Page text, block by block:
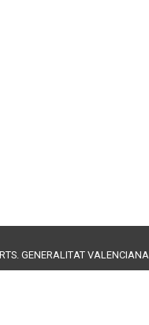
GENERALITAT VALENCIANA.